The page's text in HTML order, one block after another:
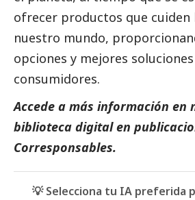
ofrecer productos que cuiden
nuestro mundo,
opciones y mejores
consumidores.
Accede a más información en
biblioteca digital en
Corresponsables.
💡 Selecciona tu IA preferida